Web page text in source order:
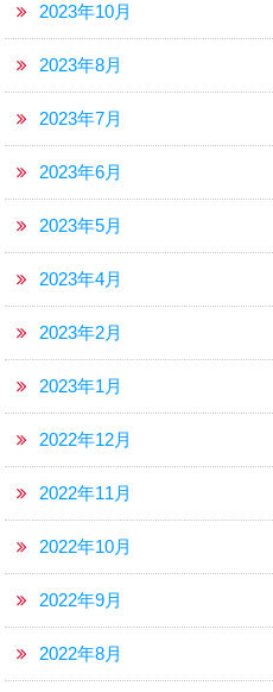
2023年10月
2023年8月
2023年7月
2023年6月
2023年5月
2023年4月
2023年2月
2023年1月
2022年12月
2022年11月
2022年10月
2022年9月
2022年8月